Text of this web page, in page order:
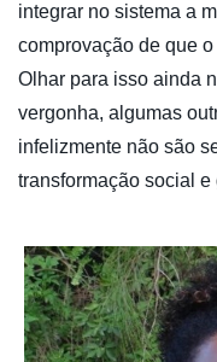
integrar no sistema a
comprovação de que
Olhar para isso ainda
vergonha, algumas
infelizmente não são
transformação social e